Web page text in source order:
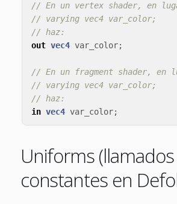
// En un vertex shader, en
// varying vec4 var_color;
// haz:
out vec4 var_color;
// En un fragment shader, en
// varying vec4 var_color;
// haz:
in vec4 var_color;
Uniforms (llamados
constantes en